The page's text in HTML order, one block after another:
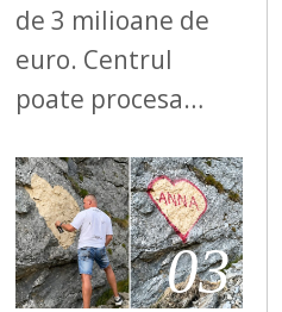
de 3 milioane de
euro. Centrul
poate procesa…
03